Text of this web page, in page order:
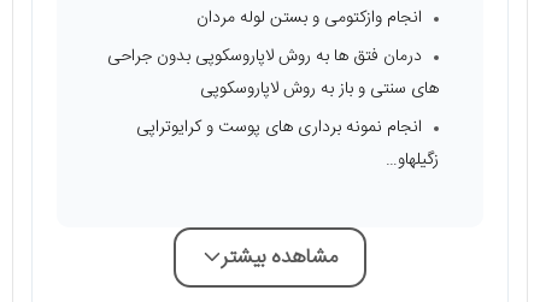
انجام وازکتومی و بستن لوله مردان
درمان فتق ها به روش لاپاروسکوپی بدون جراحی
های سنتی و باز به روش لاپاروسکوپی
انجام نمونه برداری های پوست و کرایوتراپی
زگیلهاو…
مشاهده بیشتر